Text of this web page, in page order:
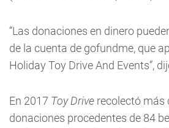
“Las donaciones en dinero
de la cuenta de gofundme, que
Holiday Toy Drive And Events”,
En 2017 Toy Drive recolectó más
donaciones procedentes de 84